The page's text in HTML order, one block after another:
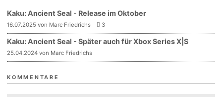
Kaku: Ancient Seal - Release im Oktober
16.07.2025 von Marc Friedrichs 3
Kaku: Ancient Seal - Später auch für Xbox Series X|S
25.04.2024 von Marc Friedrichs
KOMMENTARE